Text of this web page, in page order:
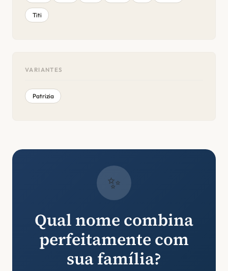
Titi
VARIANTES
Patrizia
✨
Qual nome combina
perfeitamente com
sua família?